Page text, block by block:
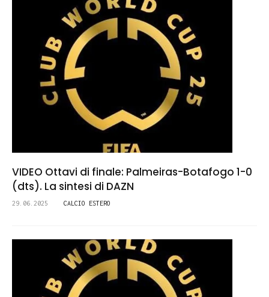
VIDEO Ottavi di finale: Palmeiras-Botafogo 1-0
(dts). La sintesi di DAZN
29.06.2025 CALCIO ESTERO